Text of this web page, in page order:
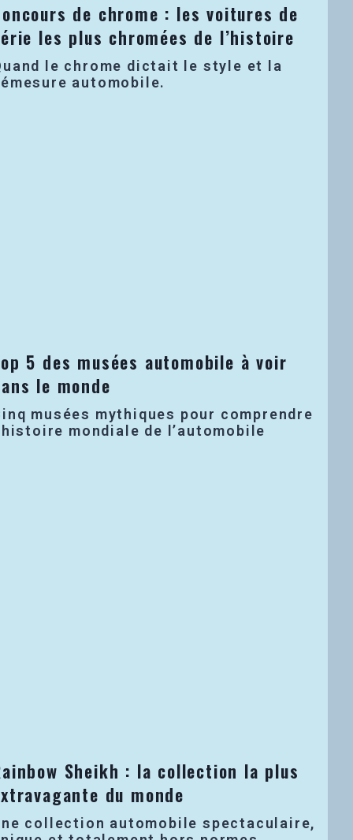
de chrome : les voitures de
les plus chromées de l’histoire
le chrome dictait le style et la
automobile.
5 des musées automobile à voir
le monde
musées mythiques pour comprendre
mondiale de l’automobile
Sheikh : la collection la plus
du monde
collection automobile spectaculaire,